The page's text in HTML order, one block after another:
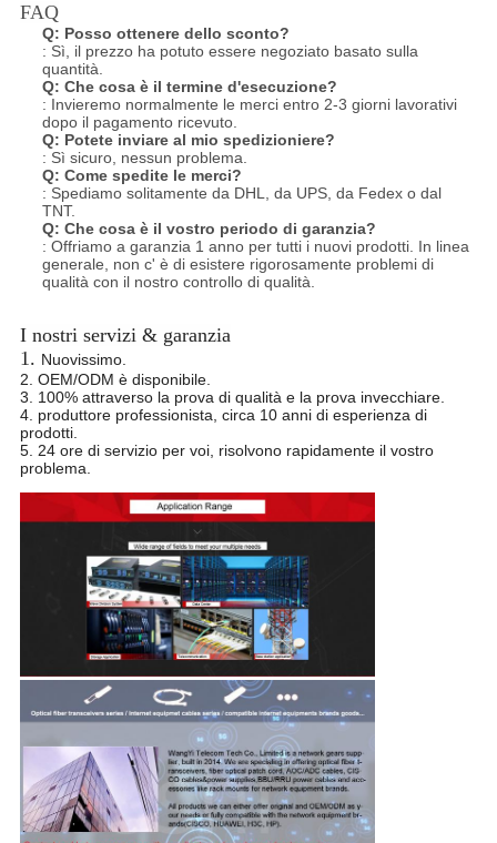
FAQ
Q: Posso ottenere dello sconto?
: Sì, il prezzo ha potuto essere negoziato basato sulla
quantità.
Q: Che cosa è il termine d'esecuzione?
: Invieremo normalmente le merci entro 2-3 giorni lavorativi
dopo il pagamento ricevuto.
Q: Potete inviare al mio spedizioniere?
: Sì sicuro, nessun problema.
Q: Come spedite le merci?
: Spediamo solitamente da DHL, da UPS, da Fedex o dal
TNT.
Q: Che cosa è il vostro periodo di garanzia?
: Offriamo a garanzia 1 anno per tutti i nuovi prodotti. In linea
generale, non c' è di esistere rigorosamente problemi di
qualità con il nostro controllodi qualità.
I nostri servizi & garanzia
1. Nuovissimo.
2. OEM/ODM è disponibile.
3. 100% attraverso la prova di qualità e la prova invecchiare.
4. produttore professionista, circa 10 anni di esperienza di
prodotti.
5. 24 ore di servizio per voi, risolvono rapidamente il vostro
problema.